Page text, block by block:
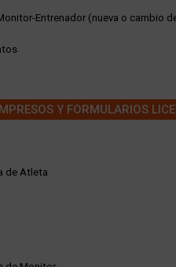
Entrenador (nueva o cambio
Y FORMULARIOS
de Atleta